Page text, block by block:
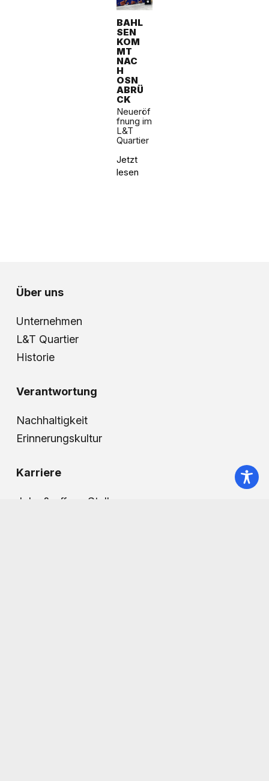
BAHL
SEN
KOM
MT
NAC
H
OSN
ABRÜ
CK
Neueröf
fnung im
L&T
Quartier
Jetzt
lesen
Über uns
Unternehmen
L&T Quartier
Historie
Verantwortung
Nachhaltigkeit
Erinnerungskultur
Karriere
Jobs & offene Stellen